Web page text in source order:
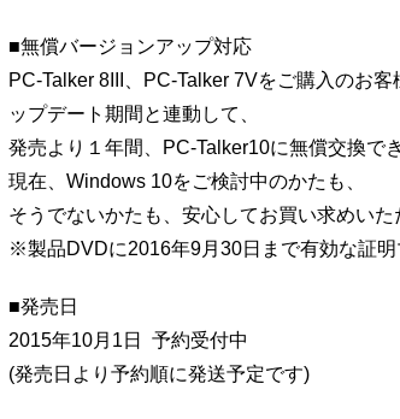
■無償バージョンアップ対応
PC-Talker 8III、PC-Talker 7Vをご購入のお
ップデート期間と連動して、
発売より１年間、PC-Talker10に無償交換で
現在、Windows 10をご検討中のかたも、
そうでないかたも、安心してお買い求めいた
※製品DVDに2016年9月30日まで有効な証明
■発売日
2015年10月1日 予約受付中
(発売日より予約順に発送予定です)